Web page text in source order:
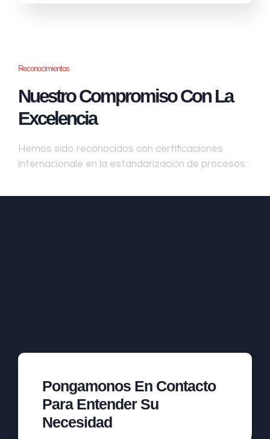
Reconocimientos
Nuestro Compromiso Con La
Excelencia
Hemos sido reconocidos con certificaciones
internacionale en la estandarización de procesos:
Pongamonos En Contacto
Para Entender Su
Necesidad